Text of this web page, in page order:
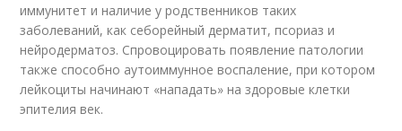
иммунитет и наличие у родственников таких
заболеваний, как себорейный дерматит, псориаз и
нейродерматоз. Спровоцировать появление патологии
также способно аутоиммунное воспаление, при котором
лейкоциты начинают «нападать» на здоровые клетки
эпителия век.